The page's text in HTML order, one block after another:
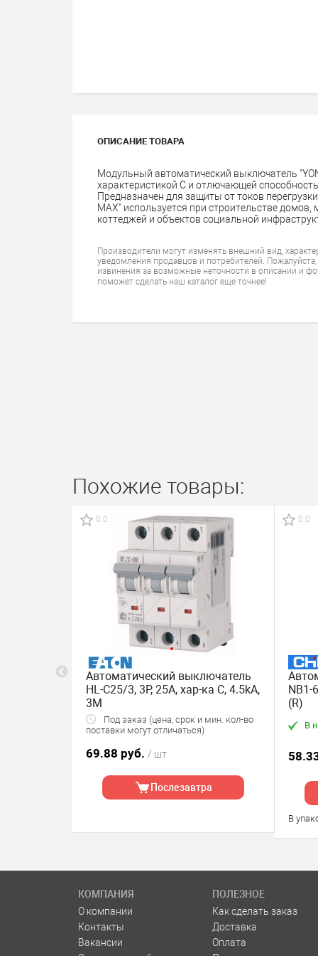
ОПИСАНИЕ ТОВАРА
Модульный автоматический выключатель
характеристикой C и отлючающей
Предназначен для защиты от токов
MAX" используется при строительстве
коттеджей и объектов социальной
Производители могут изменять внешний вид,
уведомления продавцов и потребителей.
извинения за возможные неточности в описании и
поможет сделать наш каталог еще точнее!
Похожие товары:
0.0
Автоматический выключатель
HL-C25/3, 3P, 25A, хар-ка C, 4.5kA,
3M
Под заказ (цена, срок и мин. кол-во
поставки могут отличаться)
69.88 руб. / шт
Послезавтра
0.0
NB1-
(R)
В
В
КОМПАНИЯ
О компании
Контакты
Вакансии
ПОЛЕЗНОЕ
Как сделать заказ
Доставка
Оплата